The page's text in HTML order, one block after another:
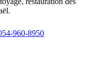
960-8950